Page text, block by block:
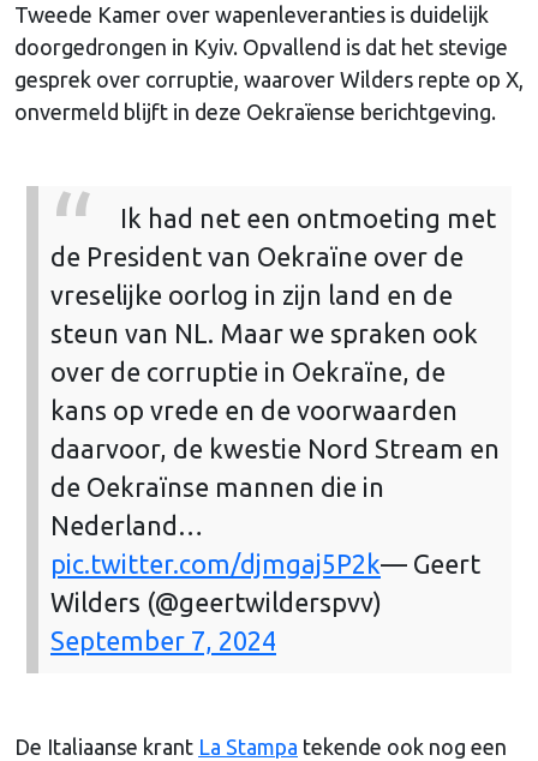
Tweede Kamer over wapenleveranties is duidelijk
doorgedrongen in Kyiv. Opvallend is dat het stevige
gesprek over corruptie, waarover Wilders repte op X,
onvermeld blijft in deze Oekraïense berichtgeving.
Ik had net een ontmoeting met
de President van Oekraïne over de
vreselijke oorlog in zijn land en de
steun van NL. Maar we spraken ook
over de corruptie in Oekraïne, de
kans op vrede en de voorwaarden
daarvoor, de kwestie Nord Stream en
de Oekraïnse mannen die in
Nederland…
pic.twitter.com/djmgaj5P2k— Geert
Wilders (@geertwilderspvv)
September 7, 2024
De Italiaanse krant La Stampa tekende ook nog een